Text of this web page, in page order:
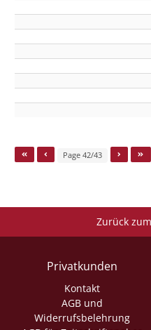
Page 42/43
Zurück
Privatkunden
Kontakt
AGB und
Widerrufsbelehrung